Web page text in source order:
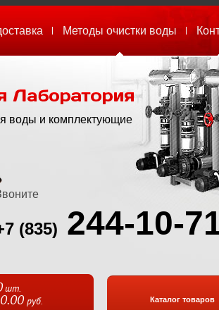
(835) 244-10-
воды и комплектующие
Методы очистки воды
Каталог товаров
шт.
0.00 руб.